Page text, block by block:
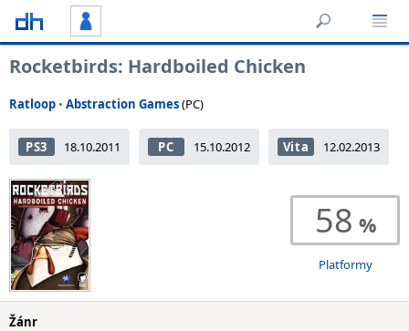
Rocketbirds: Hardboiled Chicken
Ratloop • Abstraction Games(PC)
PS3 18.10.2011 PC 15.10.2012 Vita 12.02.2013
58
Platformy
Žánr